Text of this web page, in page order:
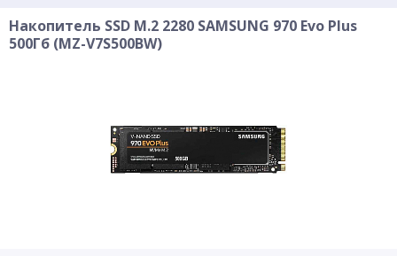
Накопитель SSD M.2 2280 SAMSUNG 970 Evo Plus
500Гб (MZ-V7S500BW)